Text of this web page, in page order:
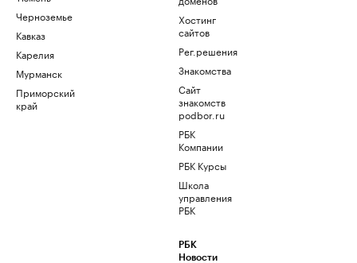
Черноземье
Кавказ
Карелия
Мурманск
Приморский
край
Хостинг
сайтов
Рег.решения
Знакомства
Сайт
знакомств
podbor.ru
РБК
Компании
РБК Курсы
Школа
управления
РБК
РБК
Новости